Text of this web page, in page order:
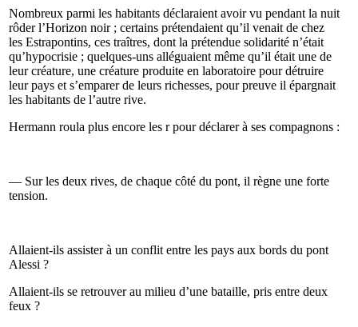
Nombreux parmi les habitants déclaraient avoir vu pendant la nuit
rôder l’Horizon noir ; certains prétendaient qu’il venait de chez
les Estrapontins, ces traîtres, dont la prétendue solidarité n’était
qu’hypocrisie ; quelques-uns alléguaient même qu’il était une de
leur créature, une créature produite en laboratoire pour détruire
leur pays et s’emparer de leurs richesses, pour preuve il épargnait
les habitants de l’autre rive.
Hermann roula plus encore les r pour déclarer à ses compagnons :
— Sur les deux rives, de chaque côté du pont, il règne une forte
tension.
Allaient-ils assister à un conflit entre les pays aux bords du pont
Alessi ?
Allaient-ils se retrouver au milieu d’une bataille, pris entre deux
feux ?